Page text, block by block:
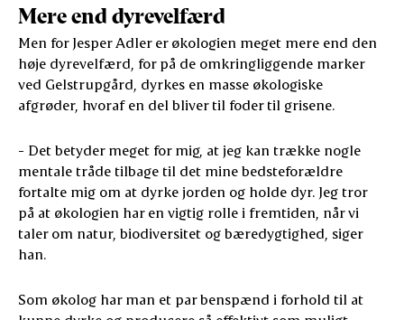
Mere end dyrevelfærd
Men for Jesper Adler er økologien meget mere end den
høje dyrevelfærd, for på de omkringliggende marker
ved Gelstrupgård, dyrkes en masse økologiske
afgrøder, hvoraf en del bliver til foder til grisene.
- Det betyder meget for mig, at jeg kan trække nogle
mentale tråde tilbage til det mine bedsteforældre
fortalte mig om at dyrke jorden og holde dyr. Jeg tror
på at økologien har en vigtig rolle i fremtiden, når vi
taler om natur, biodiversitet og bæredygtighed, siger
han.
Som økolog har man et par benspænd i forhold til at